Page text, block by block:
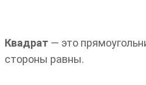
Квадрат — это
стороны равны.